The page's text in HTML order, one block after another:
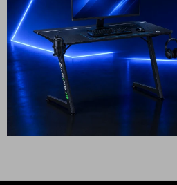
Enfriadora De Vinos -
Inox/Negra
USD 399
USD 299 USD269
ENVÍO A TODO EL PAÍS
Cuenta
Tiendas